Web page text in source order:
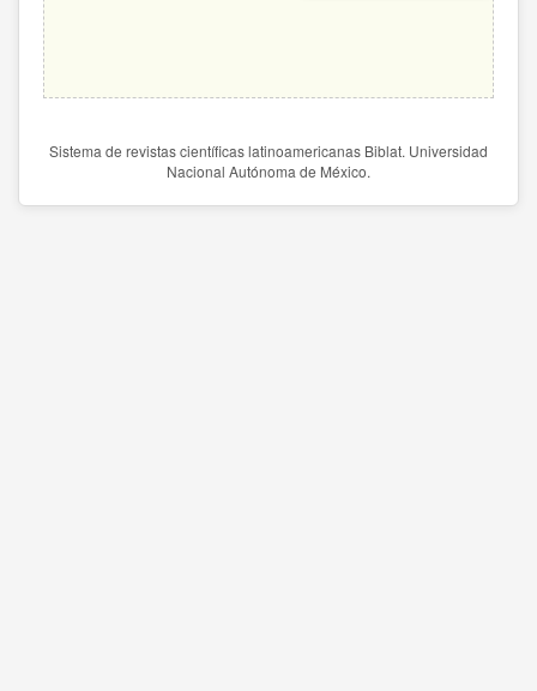
Sistema de revistas científicas latinoamericanas Biblat. Universidad
Nacional Autónoma de México.